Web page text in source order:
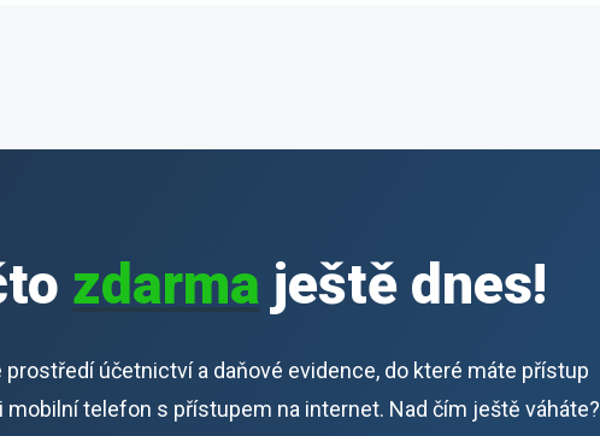
zdarma ještě dnes!
účetnictví a daňové evidence, do které máte přístup
mobilní telefon s přístupem na internet. Nad čím ještě váháte?